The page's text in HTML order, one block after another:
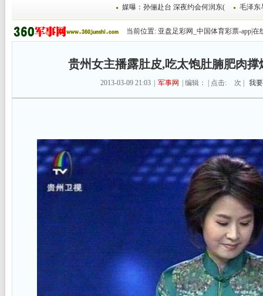
媒曝：孙俪赴台 深夜约会何润东( 毛泽东
当前位置: 亚盘足彩网_中国体育彩票-app|在
贵州女主播露肚皮,吃太饱肚腩肥肉撑
2013-03-09 21:03 军事网 | 编辑： | 点击: 次 | 我